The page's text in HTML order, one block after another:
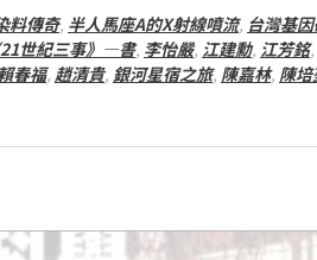
料傳奇, 半人馬座A的X射線噴流, 台灣基
世紀三事》—書, 李怡嚴, 江建勳, 江芳銘,
春福, 趙清貴, 銀河星宿之旅, 陳嘉林, 陳培